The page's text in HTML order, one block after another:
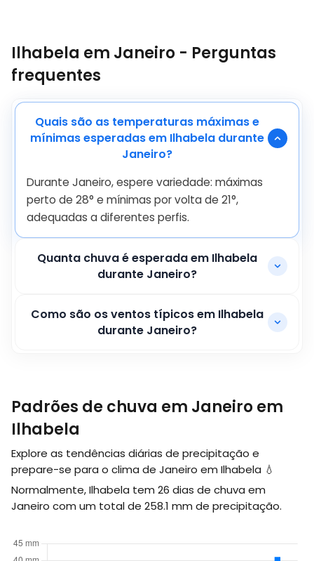
Ilhabela em Janeiro - Perguntas
frequentes
Quais são as temperaturas máximas e
mínimas esperadas em Ilhabela durante
Janeiro?
Durante Janeiro, espere variedade: máximas
perto de 28° e mínimas por volta de 21°,
adequadas a diferentes perfis.
Quanta chuva é esperada em Ilhabela
durante Janeiro?
Como são os ventos típicos em Ilhabela
durante Janeiro?
Padrões de chuva em Janeiro em
Ilhabela
Explore as tendências diárias de precipitação e
prepare-se para o clima de Janeiro em Ilhabela 💧
Normalmente, Ilhabela tem 26 dias de chuva em
Janeiro com um total de 258.1 mm de precipitação.